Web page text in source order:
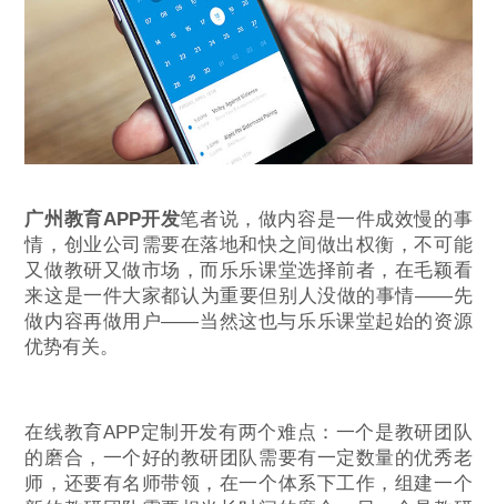
广州教育APP开发笔者说，做内容是一件成效慢的事
情，创业公司需要在落地和快之间做出权衡，不可能
又做教研又做市场，而乐乐课堂选择前者，在毛颖看
来这是一件大家都认为重要但别人没做的事情——先
做内容再做用户——当然这也与乐乐课堂起始的资源
优势有关。
在线教育APP定制开发有两个难点：一个是教研团队
的磨合，一个好的教研团队需要有一定数量的优秀老
师，还要有名师带领，在一个体系下工作，组建一个